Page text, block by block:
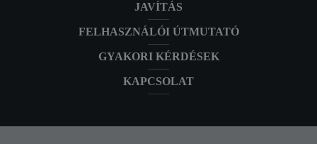
JAVÍTÁS
FELHASZNÁLÓI ÚTMUTATÓ
GYAKORI KÉRDÉSEK
KAPCSOLAT